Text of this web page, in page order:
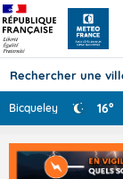
Bicqueley 16°